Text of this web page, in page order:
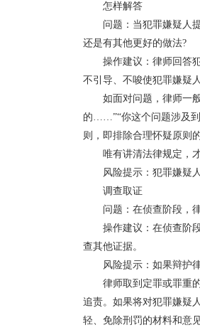
怎样解答
问题：当犯罪嫌疑人
还是有其他更好的做法?
操作建议：律师回答
不引导、不唆使犯罪嫌疑
如面对问题，律师一
的……”“你这个问题涉及
则，即排除合理怀疑原则
唯有讲清法律规定，
风险提示：犯罪嫌疑
调查取证
问题：在侦查阶段，
操作建议：在侦查阶
查其他证据。
风险提示：如果辩护
律师取到定罪或罪重
追责。如果将对犯罪嫌疑
轻、免除刑罚的材料和意